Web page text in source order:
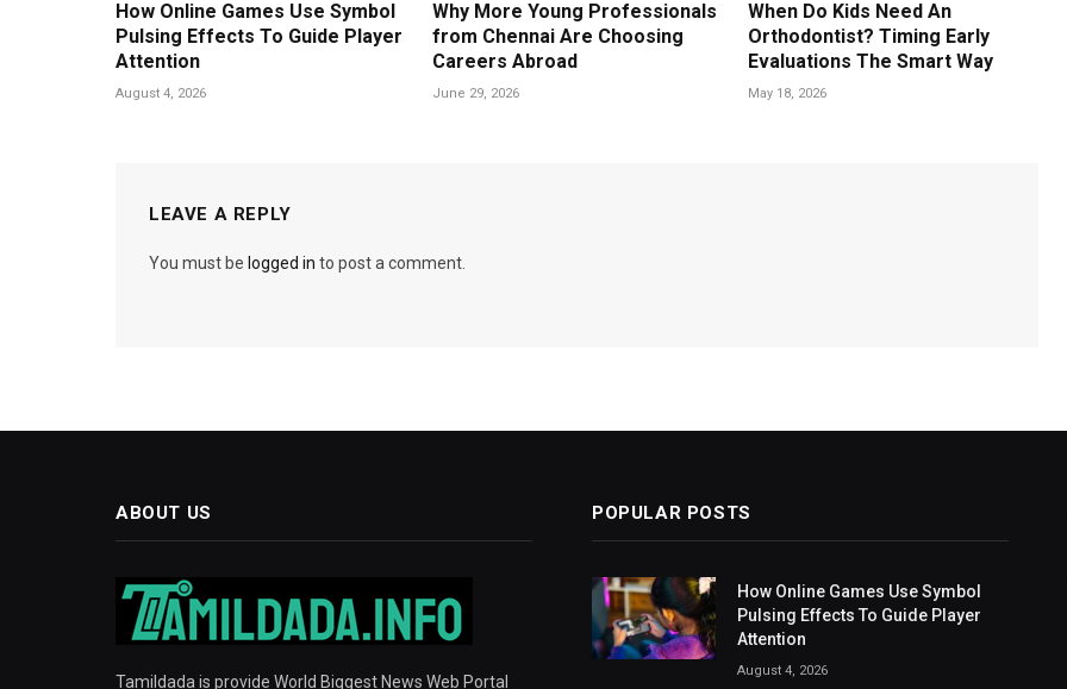
How Online Games Use Symbol
Pulsing Effects To Guide Player
Attention
August 4, 2026
Why More Young Professionals
from Chennai Are Choosing
Careers Abroad
June 29, 2026
When Do Kids Need An
Orthodontist? Timing Early
Evaluations The Smart Way
May 18, 2026
LEAVE A REPLY
You must be logged in to post a comment.
ABOUT US
Tamildada is provide World Biggest News Web Portal
POPULAR POSTS
How Online Games Use Symbol
Pulsing Effects To Guide Player
Attention
August 4, 2026